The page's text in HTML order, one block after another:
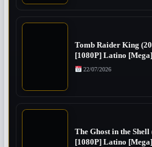
Tomb Raider King
[1080P] Latino
22/07/2026
The Ghost in the
[1080P] Latino